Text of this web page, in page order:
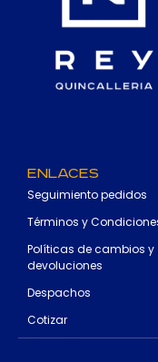
Enlaces
Seguimiento pedidos
Términos y
Políticas de cambios y
devoluciones
Despachos
Cotizar